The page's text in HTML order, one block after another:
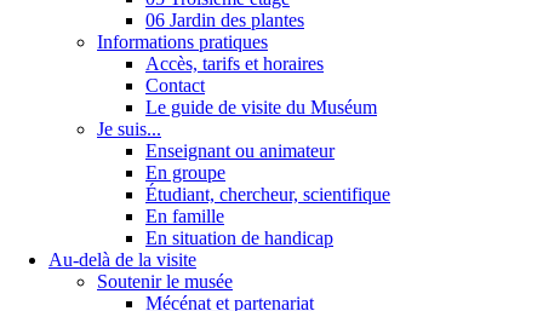
06 Jardin des plantes
Informations pratiques
Accès, tarifs et horaires
Contact
Le guide de visite du Muséum
Je suis...
Enseignant ou animateur
En groupe
Étudiant, chercheur, scientifique
En famille
En situation de handicap
Au-delà de la visite
Soutenir le musée
Mécénat et partenariat